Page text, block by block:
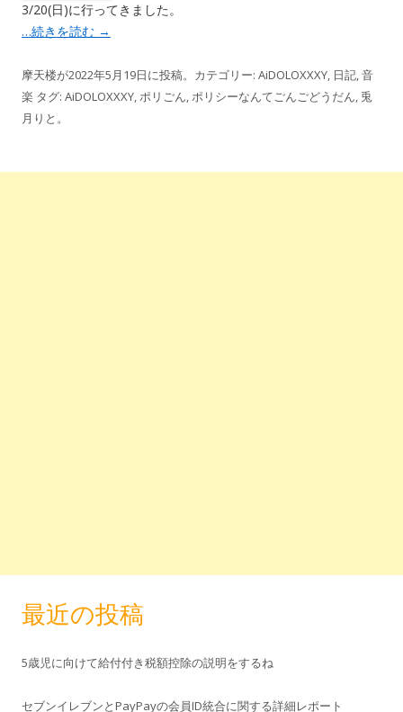
3/20(日)に行ってきました。
…続きを読む →
摩天楼が2022年5月19日に投稿。カテゴリー: AiDOLOXXXY, 日記,音
楽 タグ: AiDOLOXXXY,ポリごん,ポリシーなんてごんごどうだん, 兎
月りと 。
最近の投稿
5歳児に向けて給付付き税額控除の説明をするね
セブンイレブンとPayPayの会員ID統合に関する詳細レポート